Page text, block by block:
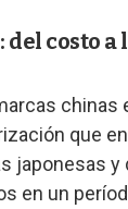
costo a
chinas
que
japonesas y
en un